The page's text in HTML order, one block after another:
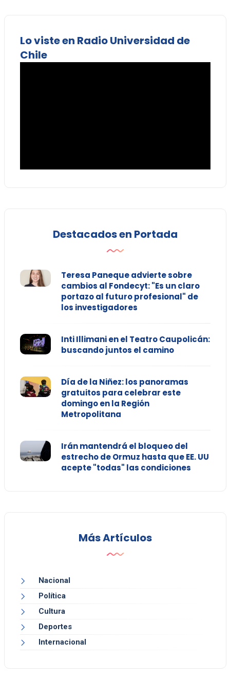
Lo viste en Radio Universidad de
Chile
Destacados en Portada
Teresa Paneque advierte sobre
cambios al Fondecyt: "Es un claro
portazo al futuro profesional" de
los investigadores
Inti Illimani en el Teatro Caupolicán:
buscando juntos el camino
Día de la Niñez: los panoramas
gratuitos para celebrar este
domingo en la Región
Metropolitana
Irán mantendrá el bloqueo del
estrecho de Ormuz hasta que EE. UU
acepte "todas" las condiciones
Más Artículos
Nacional
Política
Cultura
Deportes
Internacional